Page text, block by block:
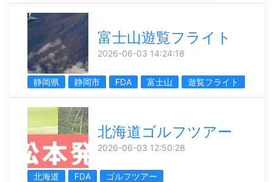
富士山遊覧フライト
2026-06-03 14:24:18
静岡県 静岡市 FDA 富士山 遊覧フライト
北海道ゴルフツアー
2026-06-03 12:50:28
北海道 FDA ゴルフツアー